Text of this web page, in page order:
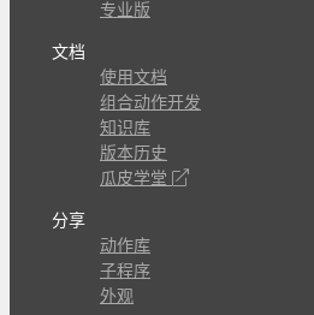
专业版
文档
使用文档
组合动作开发
知识库
版本历史
瓜皮学堂
分享
动作库
子程序
外观